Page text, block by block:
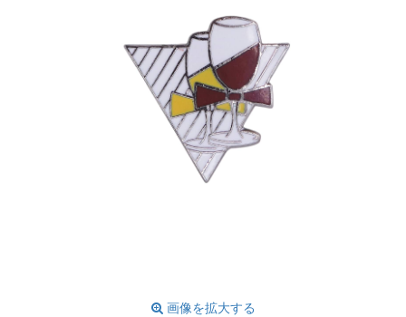
画像を拡大する